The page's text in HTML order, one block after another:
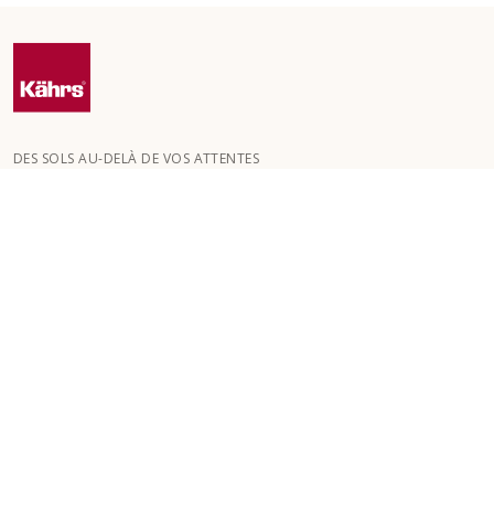
DES SOLS AU-DELÀ DE VOS ATTENTES